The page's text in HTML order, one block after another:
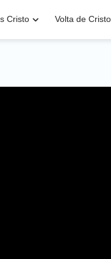
Cristo Volta de Cristo